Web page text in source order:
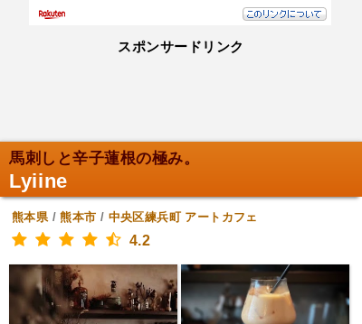
スポンサードリンク
馬刺しと辛子蓮根の極み。
Lyiine
熊本県/熊本市 / 中央区練兵町 アートカフェ
4.2